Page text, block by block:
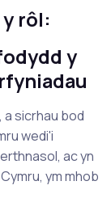
rôl:
y
a sicrhau bod
wedi'i
ac yn
ym mhob